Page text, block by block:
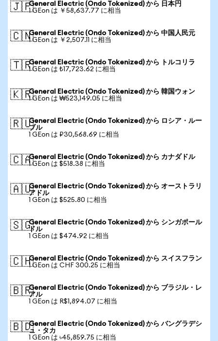
🇯🇵General Electric (Ondo Tokenized) から 日本円
1 GEon は ￥58,637.77 に相当
🇨🇳General Electric (Ondo Tokenized) から 中国人民元
1 GEon は ￥2,507.11 に相当
🇹🇷General Electric (Ondo Tokenized) から トルコリラ
1 GEon は ₺17,723.62 に相当
🇰🇷General Electric (Ondo Tokenized) から 韓国ウォン
1 GEon は ₩523,149.05 に相当
🇷🇺General Electric (Ondo Tokenized) から ロシア・ルー
ブル
1 GEon は ₽30,568.69 に相当
🇨🇦General Electric (Ondo Tokenized) から カナダドル
1 GEon は $518.38 に相当
🇦🇺General Electric (Ondo Tokenized) から オーストラリ
アドル
1 GEon は $525.80 に相当
🇸🇬General Electric (Ondo Tokenized) から シンガポール
ドル
1 GEon は $474.92 に相当
🇨🇭General Electric (Ondo Tokenized) から スイスフラン
1 GEon は CHF 300.25 に相当
🇧🇷General Electric (Ondo Tokenized) から ブラジル・レ
アル
1 GEon は R$1,894.07 に相当
🇧🇩General Electric (Ondo Tokenized) から バングラデシ
ュ・タカ
1 GEon は ৳45,859.75 に相当